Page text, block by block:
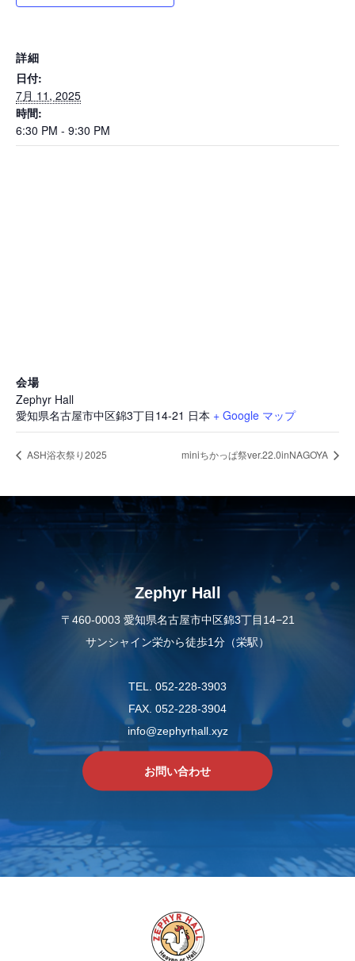
詳細
日付:
7月 11, 2025
時間:
6:30 PM - 9:30 PM
会場
Zephyr Hall
愛知県名古屋市中区錦3丁目14-21 日本 + Google マップ
ASH浴衣祭り2025 miniちかっぱ祭ver.22.0inNAGOYA
Zephyr Hall
〒460-0003 愛知県名古屋市中区錦3丁目14−21
サンシャイン栄から徒歩1分（栄駅）
TEL. 052-228-3903
FAX. 052-228-3904
info@zephyrhall.xyz
お問い合わせ